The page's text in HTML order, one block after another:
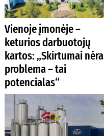
Vienoje įmonėje –
keturios darbuotojų
kartos: „Skirtumai nėra
problema – tai
potencialas“